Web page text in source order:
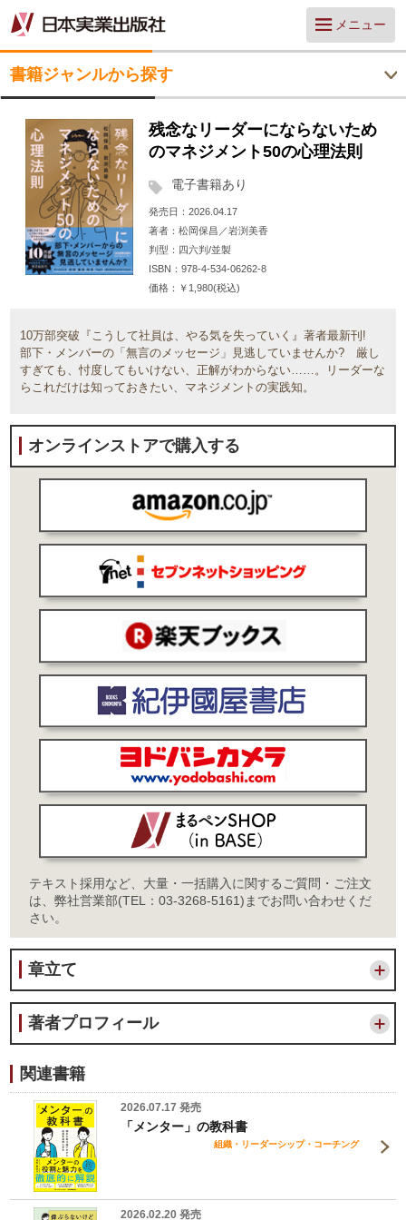
メニュー
書籍ジャンルから探す
残念なリーダーにならないため
のマネジメント50の心理法則
電子書籍あり
発売日
2026.04.17
著者
松岡保昌／岩渕美香
判型
四六判/並製
ISBN
978-4-534-06262-8
価格
￥1,980(税込)
10万部突破『こうして社員は、やる気を失っていく』著者最新刊!
部下・メンバーの「無言のメッセージ」見逃していませんか? 厳し
すぎても、忖度してもいけない、正解がわからない……。リーダーな
らこれだけは知っておきたい、マネジメントの実践知。
オンラインストアで購入する
テキスト採用など、大量・一括購入に関するご質問・ご注文
は、弊社営業部(TEL：03-3268-5161)までお問い合わせくだ
さい。
章立て
著者プロフィール
関連書籍
2026.07.17 発売
「メンター」の教科書
組織・リーダーシップ・コーチング
2026.02.20 発売